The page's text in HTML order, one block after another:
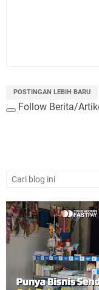
POSTINGAN LEBIH BARU
Follow Berita/